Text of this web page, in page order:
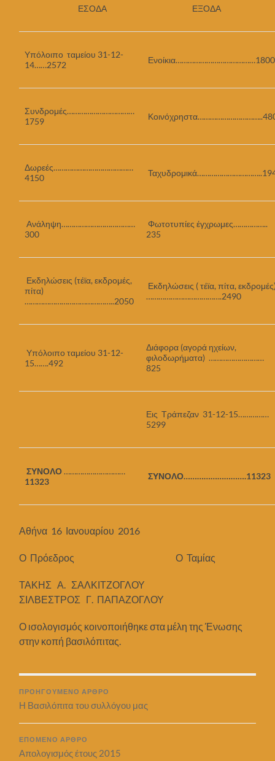
ΕΣΟΔΑ ΕΞΟΔΑ
Υπόλοιπο ταμείου 31-12-
14……2572
Ενοίκια…………………………………1800
Συνδρομές……………………………
1759
Δωρεές…………………………………
4150
Ανάληψη………………………………
300
Φωτοτυπίες έγχρωμες……………..
235
Εκδηλώσεις (τέϊα, εκδρομές,
πίτα)
……………………………………..2050
Εκδηλώσεις ( τέϊα, πίτα,
……………………………….2490
Υπόλοιπο ταμείου 31-12-
15…….492
Διάφορα (αγορά ηχείων,
φιλοδωρήματα) ………………………
825
Εις Τράπεζαν 31-12-15……………
5299
ΣΥΝΟΛΟ…………………………
11323
ΣΥΝΟΛΟ……………………….11323
Αθήνα 16 Ιανουαρίου 2016
Ο Πρόεδρος Ο Ταμίας
ΤΑΚΗΣ Α. ΣΑΛΚΙΤΖΟΓΛΟΥ
ΣΙΛΒΕΣΤΡΟΣ Γ. ΠΑΠΑΖΟΓΛΟΥ
Ο ισολογισμός κοινοποιήθηκε στα μέλη της Ένωσης
στην κοπή βασιλόπιτας.
ΠΡΟΗΓΟΎΜΕΝΟ ΆΡΘΡΟ
Η Βασιλόπιτα του συλλόγου μας
ΕΠΌΜΕΝΟ ΆΡΘΡΟ
Απολογισμός έτους 2015